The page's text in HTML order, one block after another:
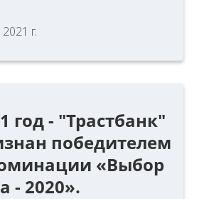
г.
год - "Трастбанк"
победителем
«Выбор
- 2020».